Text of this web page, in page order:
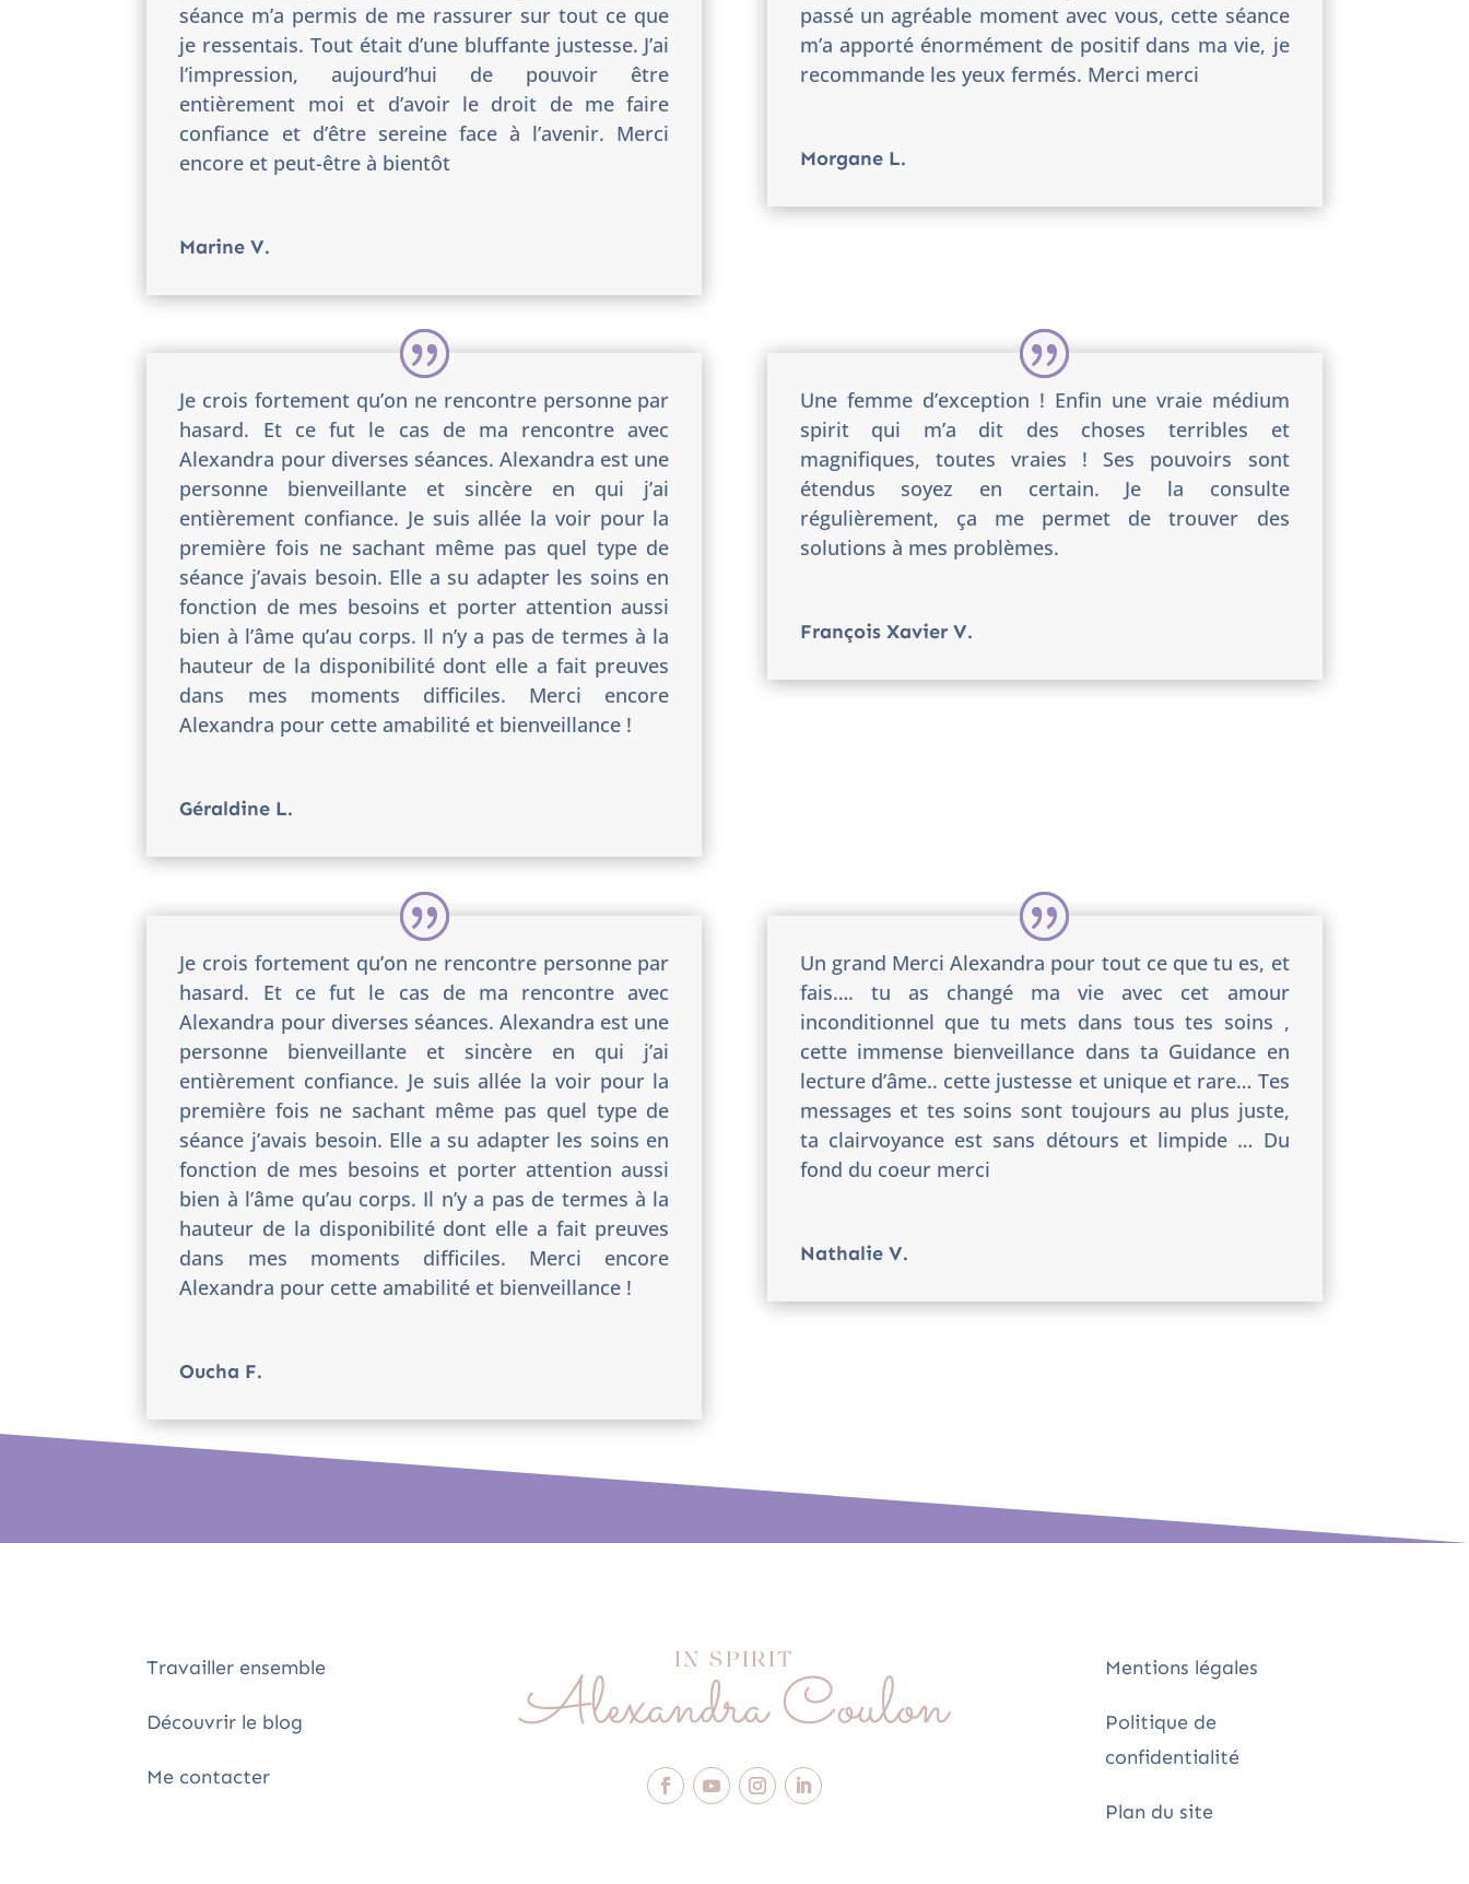
séance m’a permis de me rassurer sur tout ce que
je ressentais. Tout était d’une bluffante justesse. J’ai
l’impression, aujourd’hui de pouvoir être
entièrement moi et d’avoir le droit de me faire
confiance et d’être sereine face à l’avenir. Merci
encore et peut-être à bientôt
Marine V.
passé un agréable moment avec vous, cette séance
m’a apporté énormément de positif dans ma vie, je
recommande les yeux fermés. Merci merci
Morgane L.
Je crois fortement qu’on ne rencontre personne par
hasard. Et ce fut le cas de ma rencontre avec
Alexandra pour diverses séances. Alexandra est une
personne bienveillante et sincère en qui j’ai
entièrement confiance. Je suis allée la voir pour la
première fois ne sachant même pas quel type de
séance j’avais besoin. Elle a su adapter les soins en
fonction de mes besoins et porter attention aussi
bien à l’âme qu’au corps. Il n’y a pas de termes à la
hauteur de la disponibilité dont elle a fait preuves
dans mes moments difficiles. Merci encore
Alexandra pour cette amabilité et bienveillance !
Géraldine L.
Une femme d’exception ! Enfin une vraie médium
spirit qui m’a dit des choses terribles et
magnifiques, toutes vraies ! Ses pouvoirs sont
étendus soyez en certain. Je la consulte
régulièrement, ça me permet de trouver des
solutions à mes problèmes.
François Xavier V.
Je crois fortement qu’on ne rencontre personne par
hasard. Et ce fut le cas de ma rencontre avec
Alexandra pour diverses séances. Alexandra est une
personne bienveillante et sincère en qui j’ai
entièrement confiance. Je suis allée la voir pour la
première fois ne sachant même pas quel type de
séance j’avais besoin. Elle a su adapter les soins en
fonction de mes besoins et porter attention aussi
bien à l’âme qu’au corps. Il n’y a pas de termes à la
hauteur de la disponibilité dont elle a fait preuves
dans mes moments difficiles. Merci encore
Alexandra pour cette amabilité et bienveillance !
Oucha F.
Un grand Merci Alexandra pour tout ce que tu es, et
fais…. tu as changé ma vie avec cet amour
inconditionnel que tu mets dans tous tes soins ,
cette immense bienveillance dans ta Guidance en
lecture d’âme.. cette justesse et unique et rare… Tes
messages et tes soins sont toujours au plus juste,
ta clairvoyance est sans détours et limpide … Du
fond du coeur merci
Nathalie V.
Travailler ensemble
Découvrir le blog
Me contacter
IN SPIRIT
Alexandra Coulon Mentions légales
Politique de
confidentialité
Plan du site